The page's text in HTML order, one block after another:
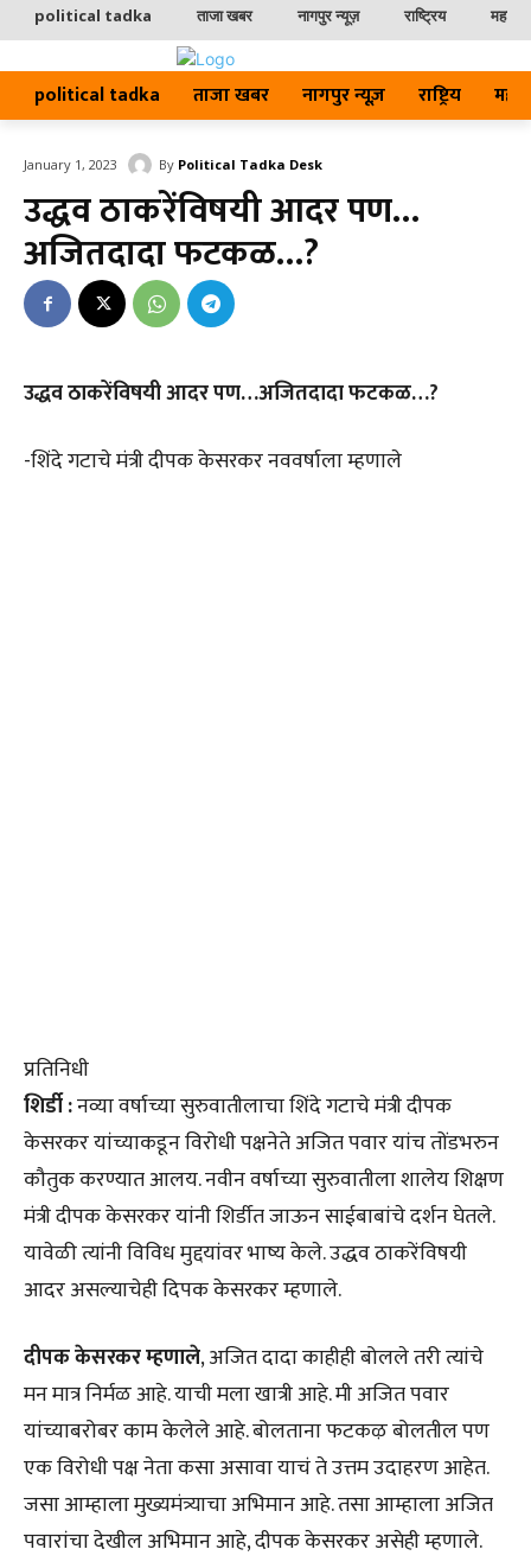
political tadka ताजा खबर नागपुर न्यूज़ राष्ट्रिय
political tadka ताजा खबर नागपुर न्यूज़ राष्ट्रिय
January 1, 2023 By Political Tadka Desk
उद्धव ठाकरेंविषयी आदर पण…
अजितदादा फटकळ…?
उद्धव ठाकरेंविषयी आदर पण…अजितदादा फटकळ…?
-शिंदे गटाचे मंत्री दीपक केसरकर नववर्षाला म्हणाले
प्रतिनिधी
शिर्डी :नव्या वर्षाच्या सुरुवातीलाचा शिंदे गटाचे मंत्री दीपक
केसरकर यांच्याकडून विरोधी पक्षनेते अजित पवार यांच तोंडभरुन
कौतुक करण्यात आलय. नवीन वर्षाच्या सुरुवातीला शालेय शिक्षण
मंत्री दीपक केसरकर यांनी शिर्डीत जाऊन साईबाबांचे दर्शन घेतले.
यावेळी त्यांनी विविध मुद्दयांवर भाष्य केले. उद्धव ठाकरेंविषयी
आदर असल्याचेही दिपक केसरकर म्हणाले.
दीपक केसरकर म्हणाले, अजित दादा काहीही बोलले तरी त्यांचे
मन मात्र निर्मळ आहे. याची मला खात्री आहे. मी अजित पवार
यांच्याबरोबर काम केलेले आहे. बोलताना फटकऴ बोलतील पण
एक विरोधी पक्ष नेता कसा असावा याचं ते उत्तम उदाहरण आहेत.
जसा आम्हाला मुख्यमंत्र्याचा अभिमान आहे. तसा आम्हाला अजित
पवारांचा देखील अभिमान आहे, दीपक केसरकर असेही म्हणाले.